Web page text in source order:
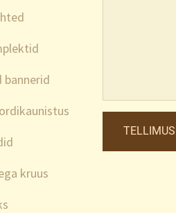
bannerid
kruus